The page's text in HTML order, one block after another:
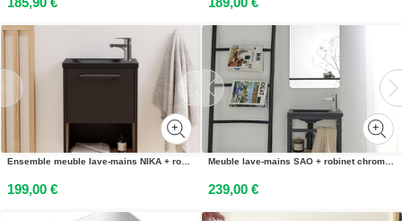
Ensemble meuble lave-mains NIKA + robinet
199,00 €
Meuble lave-mains SAO + robinet chromé + miroir
239,00 €